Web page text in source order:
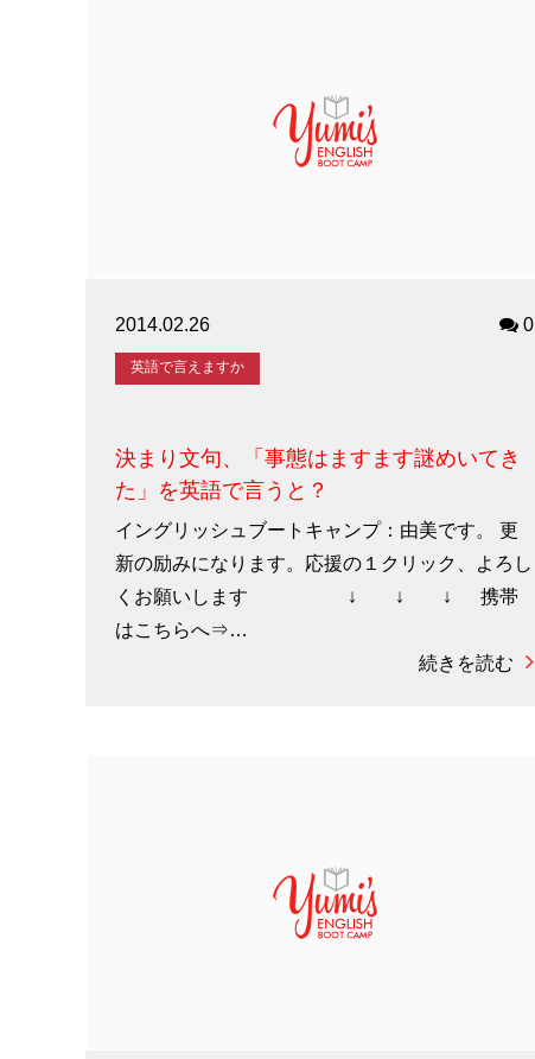
2014.02.26 0
英語で言えますか
決まり文句、「事態はますます謎めいてき
た」を英語で言うと？
イングリッシュブートキャンプ：由美です。 更
新の励みになります。応援の１クリック、よろし
くお願いします ↓ ↓ ↓ 携帯
はこちらへ⇒…
続きを読む